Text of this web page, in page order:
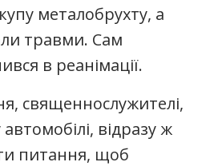
металобрухту, а
травми. Сам
в реанімації.
священнослужителі,
відразу ж
питання, щоб